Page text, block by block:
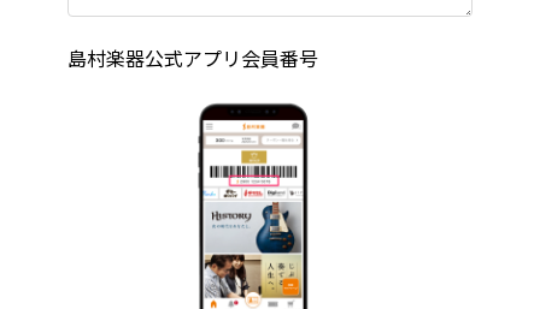
島村楽器公式アプリ会員番号